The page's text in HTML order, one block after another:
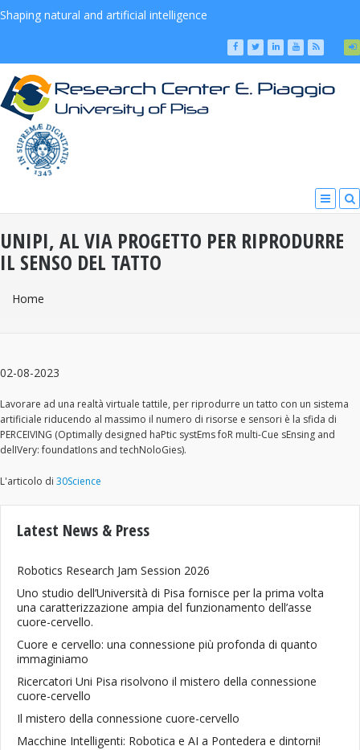
Shaping natural and artificial intelligence
UNIPI, AL VIA PROGETTO PER RIPRODURRE
IL SENSO DEL TATTO
You Are Here
Home
02-08-2023
Lavorare ad una realtà virtuale tattile, per riprodurre un tatto con un sistema
artificiale riducendo al massimo il numero di risorse e sensori è la sfida di
PERCEIVING (Optimally designed haPtic systEms foR multi-Cue sEnsing and
delIVery: foundatIons and techNoloGies).
L'articolo di 30Science
Latest News & Press
Robotics Research Jam Session 2026
Uno studio dell’Università di Pisa fornisce per la prima volta
una caratterizzazione ampia del funzionamento dell’asse
cuore-cervello.
Cuore e cervello: una connessione più profonda di quanto
immaginiamo
Ricercatori Uni Pisa risolvono il mistero della connessione
cuore-cervello
Il mistero della connessione cuore-cervello
Macchine Intelligenti: Robotica e AI a Pontedera e dintorni!